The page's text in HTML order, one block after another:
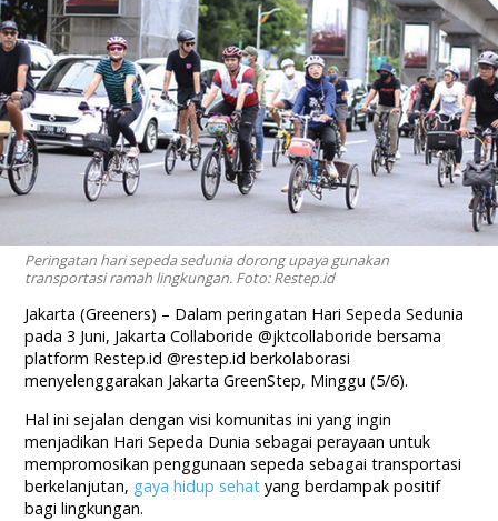
Peringatan hari sepeda sedunia dorong upaya gunakan
transportasi ramah lingkungan. Foto: Restep.id
Jakarta (Greeners) – Dalam peringatan Hari Sepeda Sedunia
pada 3 Juni, Jakarta Collaboride @jktcollaboride bersama
platform Restep.id @restep.id berkolaborasi
menyelenggarakan Jakarta GreenStep, Minggu (5/6).
Hal ini sejalan dengan visi komunitas ini yang ingin
menjadikan Hari Sepeda Dunia sebagai perayaan untuk
mempromosikan penggunaan sepeda sebagai transportasi
berkelanjutan, gaya hidup sehat yang berdampak positif
bagi lingkungan.